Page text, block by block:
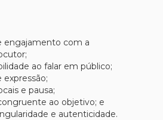
engajamento com a
ao falar em público;
expressão;
e pausa;
ao objetivo; e
e autenticidade.